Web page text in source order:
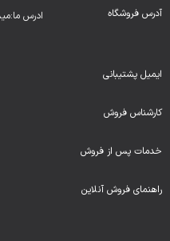
آدرس فروشگاه
ایمیل پشتیبانی
کارشناس فروش
خدمات پس از فروش
راهنمای فروش آنلاین